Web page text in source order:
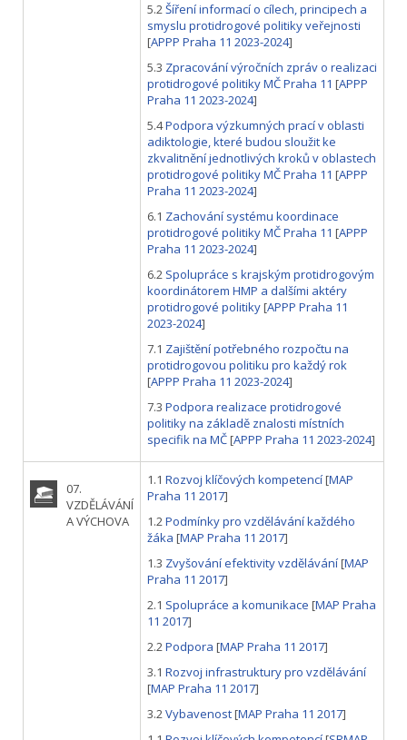
5.2Šíření informací o cílech, principech a
smyslu protidrogové politiky veřejnosti
[APPP Praha 11 2023-2024]
5.3 Zpracování výročních zpráv o realizaci
protidrogové politiky MČ Praha 11 [APPP
Praha 11 2023-2024]
5.4Podpora výzkumných prací v oblasti
adiktologie, které budou sloužit ke
zkvalitnění jednotlivých kroků v oblastech
protidrogové politiky MČ Praha 11 [APPP
Praha 11 2023-2024]
6.1 Zachování systému koordinace
protidrogové politiky MČ Praha 11 [APPP
Praha 11 2023-2024]
6.2 Spolupráce s krajským protidrogovým
koordinátorem HMP a dalšími aktéry
protidrogové politiky[APPP Praha 11
2023-2024]
7.1 Zajištění potřebného rozpočtu na
protidrogovou politiku pro každý rok
[APPP Praha 11 2023-2024]
7.3 Podpora realizace protidrogové
politiky na základě znalosti místních
specifik na MČ[APPP Praha 11 2023-2024]
07.
VZDĚLÁVÁNÍ
A VÝCHOVA
1.1 Rozvoj klíčových kompetencí[MAP
Praha 11 2017]
1.2Podmínky pro vzdělávání každého
žáka [MAP Praha 11 2017]
1.3 Zvyšování efektivity vzdělávání[MAP
Praha 11 2017]
2.1 Spolupráce a komunikace [MAP Praha
11 2017]
2.2Podpora [MAP Praha 11 2017]
3.1 Rozvoj infrastruktury pro vzdělávání
[MAP Praha 11 2017]
3.2Vybavenost[MAP Praha 11 2017]